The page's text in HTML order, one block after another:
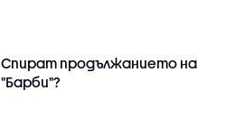
Спират продължанието на
"Барби"?